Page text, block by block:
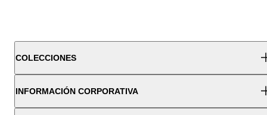
COLECCIONES
INFORMACIÓN CORPORATIVA